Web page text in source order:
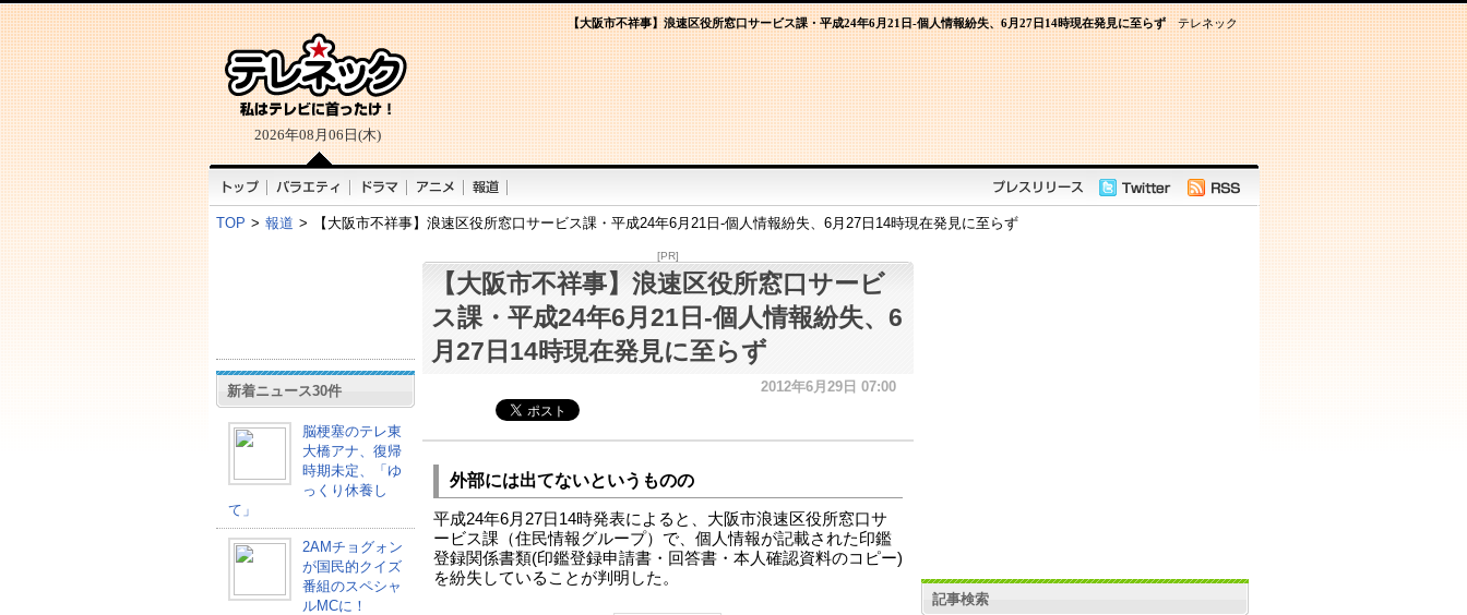
2026年08月06日(木)
テレネック
【大阪市不祥事】浪速区役所窓口サービス課・平成24年6月21日-個人情報紛失、6月27日14時現在発見に至らず
TOP > 報道 > 【大阪市不祥事】浪速区役所窓口サービス課・平成24年6月21日-個人情報紛失、6月27日14時現在発見に至らず
新着ニュース30件
脳梗塞のテレ東
大橋アナ、復帰
時期未定、「ゆ
っくり休養し
て」
2AMチョグォン
が国民的クイズ
番組のスペシャ
ルMCに！
[PR]
【大阪市不祥事】浪速区役所窓口サービ
ス課・平成24年6月21日-個人情報紛失、6
月27日14時現在発見に至らず
2012年6月29日 07:00
外部には出てないというものの
平成24年6月27日14時発表によると、大阪市浪速区役所窓口サ
ービス課（住民情報グループ）で、個人情報が記載された印鑑
登録関係書類(印鑑登録申請書・回答書・本人確認資料のコピー)
を紛失していることが判明した。
記事検索